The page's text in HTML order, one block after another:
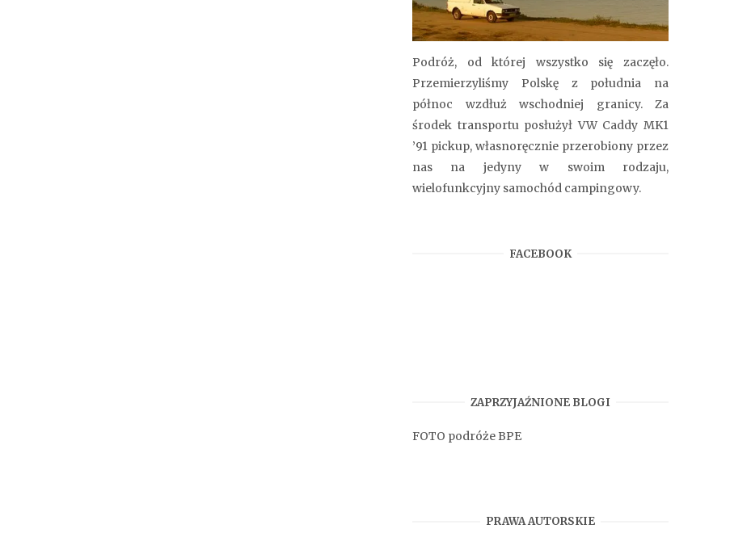
Podróż, od której wszystko się zaczęło.
Przemierzyliśmy Polskę z południa na
północ wzdłuż wschodniej granicy. Za
środek transportu posłużył VW Caddy MK1
’91 pickup, własnoręcznie przerobiony przez
nas na jedyny w swoim rodzaju,
wielofunkcyjny samochód campingowy.
FACEBOOK
ZAPRZYJAŹNIONE BLOGI
FOTO podróże BPE
PRAWA AUTORSKIE